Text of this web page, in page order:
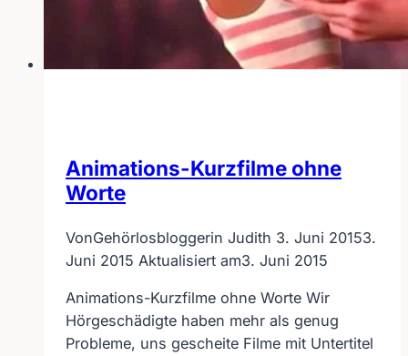
Animations-Kurzfilme ohne
Worte
VonGehörlosbloggerin Judith 3. Juni 20153.
Juni 2015 Aktualisiert am3. Juni 2015
Animations-Kurzfilme ohne Worte Wir
Hörgeschädigte haben mehr als genug
Probleme, uns gescheite Filme mit Untertitel